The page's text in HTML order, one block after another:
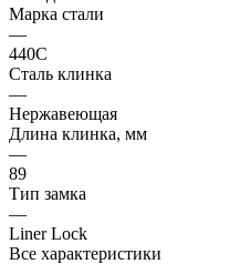
Марка стали
—
440C
Сталь клинка
—
Нержавеющая
Длина клинка, мм
—
89
Тип замка
—
Liner Lock
Все характеристики